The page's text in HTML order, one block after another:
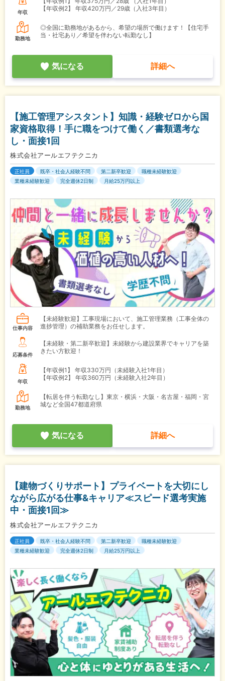
年収
【年収例2】
年収420万円／29歳（入社3年目）
勤務地
◎全国に勤務地があるから、希望の場所で働けます！【住宅手
当・社宅あり／希望を伴わない転勤なし】
気になる 詳細へ
【施工管理アシスタント】知識・経験ゼロから国
家資格取得！手に職をつけて働く／書類選考な
し・面接1回
株式会社アールエフテクニカ
正社員 既卒・社会人経験不問 第二新卒歓迎
職種未経験歓迎
業種未経験歓迎
完全週休2日制 月給25万円以上
仕事内容
【未経験歓迎】工事現場において、施工管理業務（工事全体の
進捗管理）の補助業務をお任せします。
応募条件
【未経験・第二新卒歓迎】未経験から建設業界でキャリアを築
きたい方歓迎！
年収
【年収例1】
年収330万円（未経験入社1年目）
【年収例2】
年収360万円（未経験入社2年目）
勤務地
【転居を伴う転勤なし】東京・横浜・大阪・名古屋・福岡・宮
城など全国47都道府県
気になる 詳細へ
【建物づくりサポート】プライベートを大切にし
ながら広がる仕事&キャリア≪スピード選考実施
中・面接1回≫
株式会社アールエフテクニカ
正社員 既卒・社会人経験不問 第二新卒歓迎
職種未経験歓迎
業種未経験歓迎
完全週休2日制 月給25万円以上